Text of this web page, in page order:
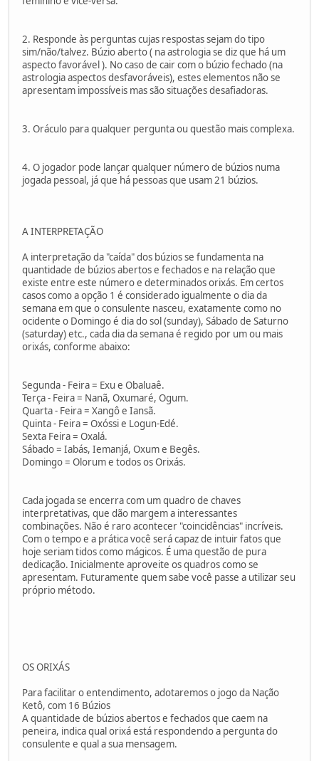
2. Responde às perguntas cujas respostas sejam do tipo
sim/não/talvez. Búzio aberto ( na astrologia se diz que há um
aspecto favorável ). No caso de cair com o búzio fechado (na
astrologia aspectos desfavoráveis), estes elementos não se
apresentam impossíveis mas são situações desafiadoras.
3. Oráculo para qualquer pergunta ou questão mais complexa.
4. O jogador pode lançar qualquer número de búzios numa
jogada pessoal, já que há pessoas que usam 21 búzios.
A INTERPRETAÇÃO
A interpretação da "caída" dos búzios se fundamenta na
quantidade de búzios abertos e fechados e na relação que
existe entre este número e determinados orixás. Em certos
casos como a opção 1 é considerado igualmente o dia da
semana em que o consulente nasceu, exatamente como no
ocidente o Domingo é dia do sol (sunday), Sábado de Saturno
(saturday) etc., cada dia da semana é regido por um ou mais
orixás, conforme abaixo:
Segunda - Feira = Exu e Obaluaê.
Terça - Feira = Nanã, Oxumaré, Ogum.
Quarta - Feira = Xangô e Iansã.
Quinta - Feira = Oxóssi e Logun-Edé.
Sexta Feira = Oxalá.
Sábado = Iabás, Iemanjá, Oxum e Begês.
Domingo = Olorum e todos os Orixás.
Cada jogada se encerra com um quadro de chaves
interpretativas, que dão margem a interessantes
combinações. Não é raro acontecer "coincidências" incríveis.
Com o tempo e a prática você será capaz de intuir fatos que
hoje seriam tidos como mágicos. É uma questão de pura
dedicação. Inicialmente aproveite os quadros como se
apresentam. Futuramente quem sabe você passe a utilizar seu
próprio método.
OS ORIXÁS
Para facilitar o entendimento, adotaremos o jogo da Nação
Ketô, com 16 Búzios
A quantidade de búzios abertos e fechados que caem na
peneira, indica qual orixá está respondendo a pergunta do
consulente e qual a sua mensagem.